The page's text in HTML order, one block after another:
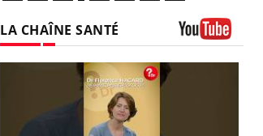
LA CHAÎNE SANTÉ